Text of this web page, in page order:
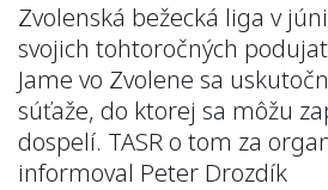
Zvolenská bežecká liga v
svojich tohtoročných
Jame vo Zvolene sa
súťaže, do ktorej sa môžu
dospelí. TASR o tom za
informoval Peter Drozdík